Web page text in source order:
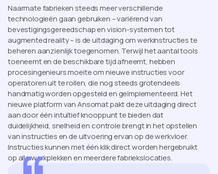
Naarmate fabrieken steeds meer verschillende
technologieën gaan gebruiken – variërend van
bevestigingsgereedschap en vision-systemen tot
augmented reality – is de uitdaging om werkinstructies te
beheren aanzienlijk toegenomen. Terwijl het aantal tools
toeneemt en de beschikbare tijd afneemt, hebben
procesingenieurs moeite om nieuwe instructies voor
operatoren uit te rollen, die nog steeds grotendeels
handmatig worden opgesteld en geïmplementeerd. Het
nieuwe platform van Ansomat pakt deze uitdaging direct
aan door één intuïtief knooppunt te bieden dat
duidelijkheid, snelheid en controle brengt in het opstellen
van instructies en de uitvoering ervan op de werkvloer.
Instructies kunnen met één klik direct worden hergebruikt
op alle werkplekken en meerdere fabriekslocaties.